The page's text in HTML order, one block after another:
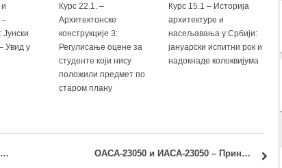
Јунски
Увид у
Курс 22.1. –
Архитектонске
конструкције 3:
Регулисање оцене за
студенте који нису
положили предмет по
старом плану
Курс 15.1 – Историја
архитектуре и
насељавања у Србији:
јануарски испитни рок и
надокнаде колоквијума
Додељена Награда Ранко Радовић 2016 ОАСА-23050 и ИАСА-23050 – Принципи конструисања архитектонских објеката: Термин последњег рока за предају вежби